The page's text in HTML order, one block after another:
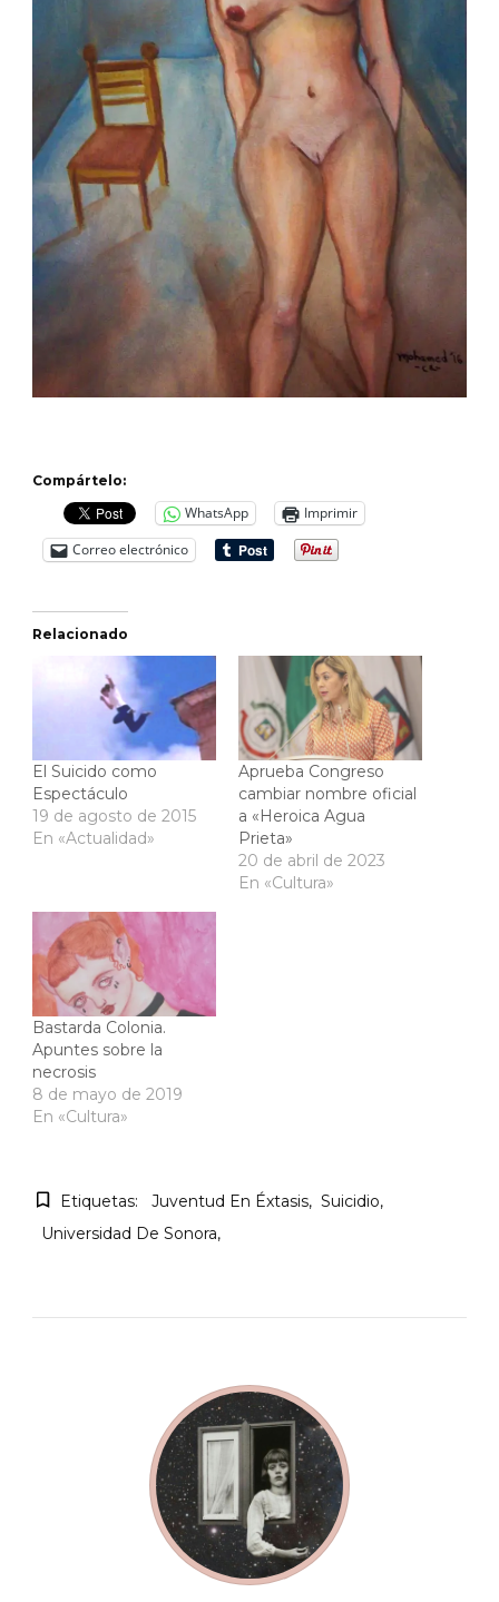
Compártelo:
WhatsApp
Imprimir
Correo electrónico
Relacionado
El Suicido como
Espectáculo
19 de agosto de 2015
En «Actualidad»
Aprueba Congreso
cambiar nombre oficial
a «Heroica Agua
Prieta»
20 de abril de 2023
En «Cultura»
Bastarda Colonia.
Apuntes sobre la
necrosis
8 de mayo de 2019
En «Cultura»
Etiquetas: Juventud En Éxtasis
Suicidio
Universidad De Sonora